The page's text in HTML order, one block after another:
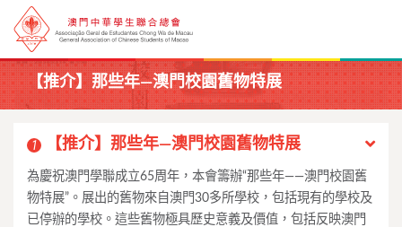
【推介】那些年—澳門校園舊物特展
1 【推介】那些年—澳門校園舊物特展
為慶祝澳門學聯成立65周年，本會籌辦“那些年——澳門校園舊
物特展”。展出的舊物來自澳門30多所學校，包括現有的學校及
已停辦的學校。這些舊物極具歷史意義及價值，包括反映澳門